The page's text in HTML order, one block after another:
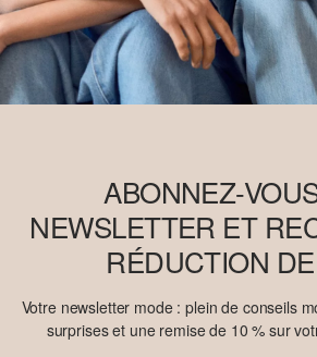
ABONNEZ-
NEWSLETTER ET
RÉDUCTION
Votre newsletter mode : plein de conseils
surprises et une remise de 10 % sur